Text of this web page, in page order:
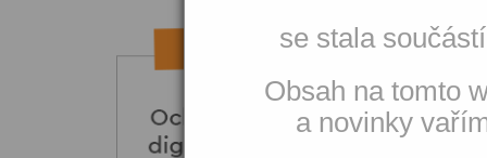
se stala
Obsah na tomto
a novinky